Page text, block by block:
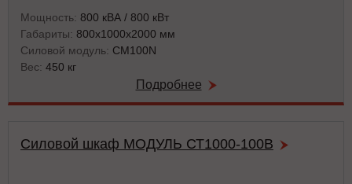
Мощность: 800 кВА / 800 кВт
Габариты: 800x1000x2000 мм
Силовой модуль: CM100N
Вес: 450 кг
Подробнее
Силовой шкаф МОДУЛЬ СТ1000-100В